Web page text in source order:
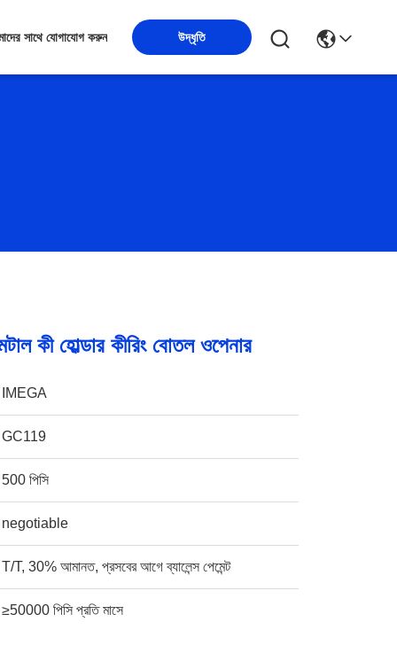
সাথে যোগাযোগ করুন উদ্ধৃতি
কী হোল্ডার কীরিং বোতল ওপেনার
IMEGA
GC119
500 পিসি
negotiable
T/T, 30% আমানত, প্রসবের আগে ব্যালেন্স পেমেন্ট
≥50000 পিসি প্রতি মাসে